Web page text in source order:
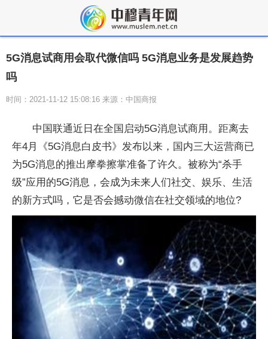
5G消息试商用会取代微信吗 5G消息业务是发展趋势
吗
时间：2021-11-12 15:08:16 来源：中国商报
中国联通近日在全国启动5G消息试商用。距离去
年4月《5G消息白皮书》发布以来，国内三大运营商已
为5G消息的推出摩拳擦掌准备了许久。被称为“杀手
级”应用的5G消息，会成为未来人们社交、娱乐、生活
的新方式吗，它是否会撼动微信在社交领域的地位?